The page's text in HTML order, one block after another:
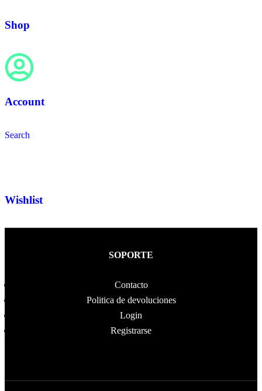
Shop
Account
Search
Wishlist
SOPORTE
Contacto
Politica de devoluciones
Login
Registrarse